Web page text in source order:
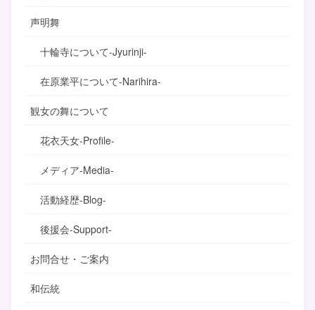
声明舞
十輪寺について-Jyurinji-
在原業平について-Narihira-
観女の舞について
花衣天女-Profile-
メディア-Media-
活動経歴-Blog-
後援会-Support-
お問合せ・ご案内
和伝統